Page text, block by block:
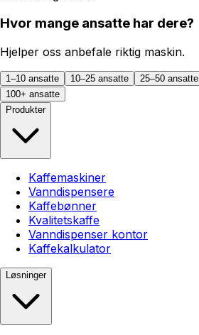
Hvor mange ansatte har dere?
Hjelper oss anbefale riktig maskin.
1–10 ansatte 10–25 ansatte 25–50 ansatte
100+ ansatte
Produkter
Kaffemaskiner
Vanndispensere
Kaffebønner
Kvalitetskaffe
Vanndispenser kontor
Kaffekalkulator
Løsninger